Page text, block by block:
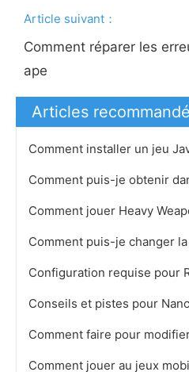
Article suivant：
Comment réparer les
ape
Articles
Comment installer un jeu
Comment jouer Heavy
Comment puis-je changer
Configuration requise pour
Conseils et pistes pour
Comment faire pour
Comment jouer au jeux